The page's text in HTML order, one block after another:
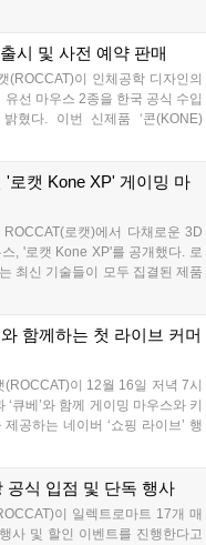
던 기업들의 만우절 이벤
들을 선보였기에 이를 종
시 및 사전 예약 판매
(ROCCAT)이 인체공학 디자인의
유선 마우스 2종을 한국 공식 수입
혔다. 이번 신제품 ‘콘(KONE)
떤 손에도 딱 맞는 최고의 그립감
로캣 Kone XP' 게이밍 마
로캣)에서 다채로운 3D
, '로캣 Kone XP'를 공개했다. 로
최신 기술들이 모두 집결된 제품
(PAW3370 기반)를 비롯하여 1
함께하는 첫 라이브 커머
이 12월 16일 저녁 7시
‘큐베’와 함께 게이밍 마우스와 키
공하는 네이버 ‘쇼핑 라이브’ 행
번 행사에서는 2021 PWS 우승
공식 입점 및 단독 행사
이 일렉트로마트 17개 매
사 및 할인 이벤트를 진행한다고